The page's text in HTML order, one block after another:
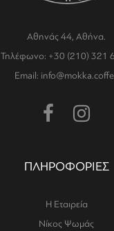
Αθηνάς 44, Αθήνα.
Τηλέφωνο: +30 (210) 321
Email:
ΠΛΗΡΟΦΟΡΙΕΣ
Η Εταιρεία
Νίκος Ψωμάς